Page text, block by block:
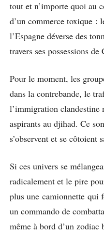
tout et n’importe quoi au
d’un commerce toxique :
l’Espagne déverse des
travers ses possessions
Pour le moment, les
dans la contrebande, le
l’immigration clandestine
aspirants au djihad. Ce
s’observent et se côtoient
Si ces univers se
radicalement et le pire
plus une camionnette qui
un commando de
même à bord d’un